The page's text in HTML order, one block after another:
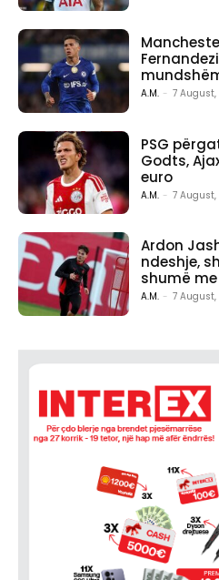
A.M. - 7
PSG
Godts,
euro
A.M. - 7
Ardon
ndeshje,
shumë
A.M. - 7